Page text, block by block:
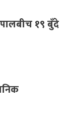
१९ बुँदे